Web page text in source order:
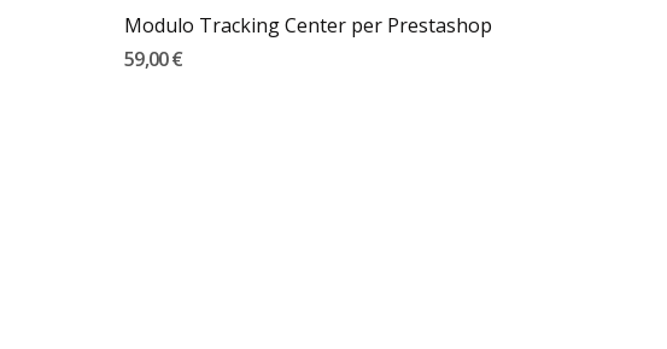
Modulo Tracking Center per Prestashop
59,00 €